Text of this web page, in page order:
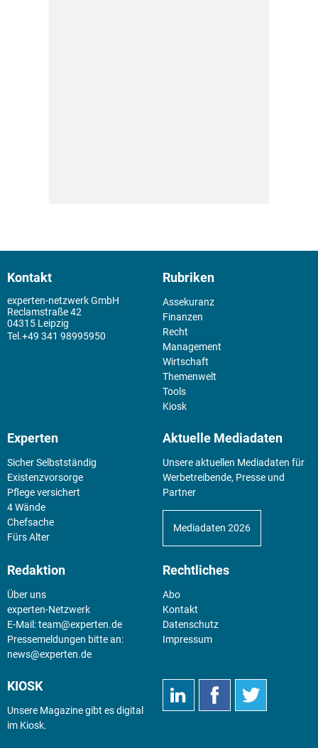
Kontakt
experten-netzwerk GmbH
Reclamstraße 42
04315 Leipzig
+49 341 98995950
Rubriken
Assekuranz
Finanzen
Recht
Management
Wirtschaft
Themenwelt
Tools
Kiosk
Experten
Sicher Selbstständig
Existenz­vorsorge
Pflege versichert
4 Wände
Chefsache
Fürs Alter
Aktuelle Mediadaten
Unsere aktuellen Mediadaten für
Werbetreibende, Presse und
Partner
Mediadaten 2026
Redaktion
Über uns
experten-Netzwerk
E-Mail:team@experten.de
Pressemeldungen bitte an:
news@experten.de
Rechtliches
Abo
Kontakt
Datenschutz
Impressum
KIOSK
Unsere Magazine gibt es digital
im Kiosk.